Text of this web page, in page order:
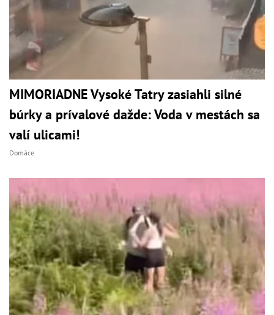
MIMORIADNE Vysoké Tatry zasiahli silné
búrky a prívalové dažde: Voda v mestách sa
valí ulicami!
Domáce